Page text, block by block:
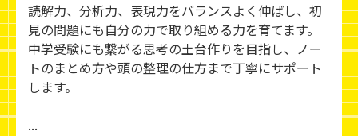
読解力、分析力、表現力をバランスよく伸ばし、初
見の問題にも自分の力で取り組める力を育てます。
中学受験にも繋がる思考の土台作りを目指し、ノー
トのまとめ方や頭の整理の仕方まで丁寧にサポート
します。
...